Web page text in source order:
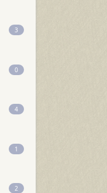
3
0
4
1
2